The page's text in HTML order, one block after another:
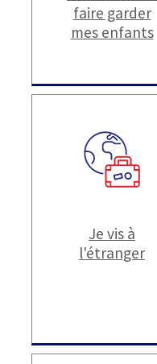
faire garder
mes enfants
Je vis à
l'étranger